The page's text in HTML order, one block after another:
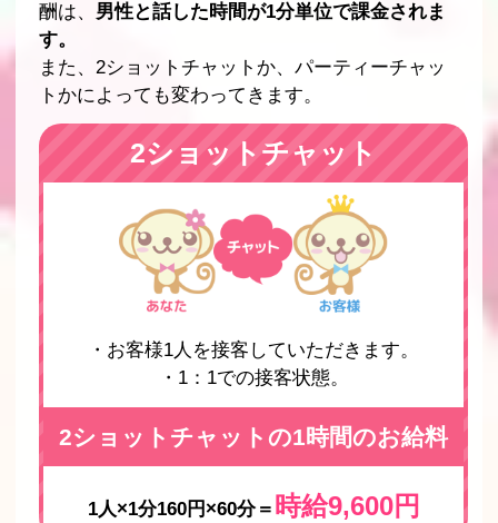
酬は、 男性と話した時間が1分単位で課金されま
す。
また、2ショットチャットか、パーティーチャッ
トかによっても変わってきます。
2ショットチャット
・お客様1人を接客していただきます。
・1：1での接客状態。
2ショットチャットの1時間のお給料
1人×1分160円×60分＝ 時給9,600円